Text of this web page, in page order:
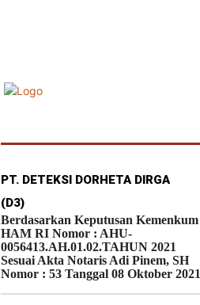
PT. DETEKSI DORHETA DIRGA
(D3)
Berdasarkan Keputusan Kemenkum
HAM RI Nomor : AHU-
0056413.AH.01.02.TAHUN 2021
Sesuai Akta Notaris Adi Pinem, SH
Nomor : 53 Tanggal 08 Oktober 2021